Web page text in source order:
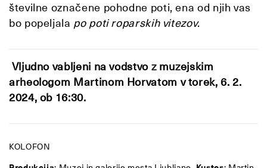
številne označene pohodne poti, ena od njih vas
bo popeljala po poti roparskih vitezov.
Vljudno vabljeni na vodstvo z muzejskim
arheologom Martinom Horvatom v torek, 6. 2.
2024, ob 16:30.
KOLOFON